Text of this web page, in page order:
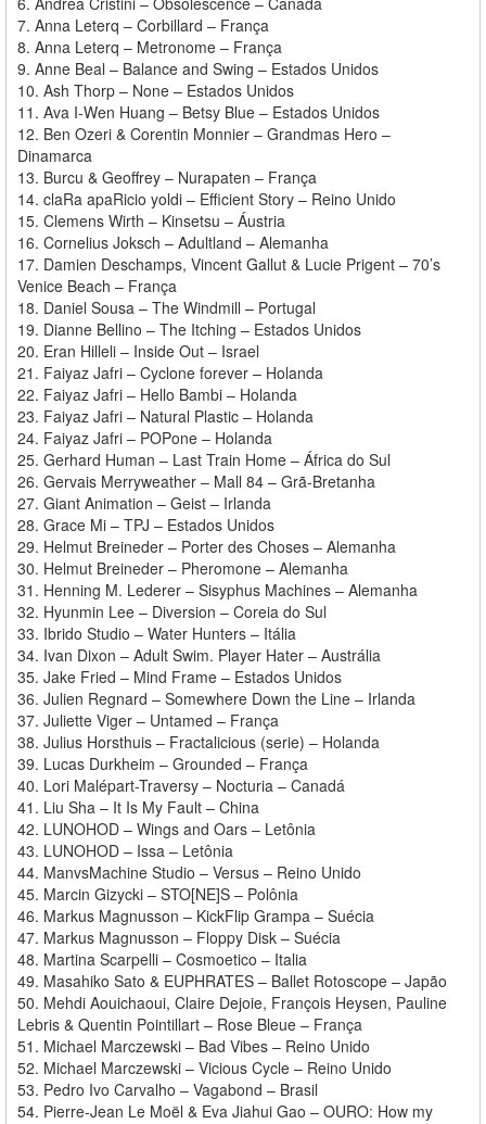
7. Anna Leterq – Corbillard – França
8. Anna Leterq – Metronome – França
9. Anne Beal – Balance and Swing – Estados Unidos
10. Ash Thorp – None – Estados Unidos
11. Ava I-Wen Huang – Betsy Blue – Estados Unidos
12. Ben Ozeri & Corentin Monnier – Grandmas Hero –
Dinamarca
13. Burcu & Geoffrey – Nurapaten – França
14. claRa apaRicio yoldi – Efficient Story – Reino Unido
15. Clemens Wirth – Kinsetsu – Áustria
16. Cornelius Joksch – Adultland – Alemanha
17. Damien Deschamps, Vincent Gallut & Lucie Prigent – 70’s
Venice Beach – França
18. Daniel Sousa – The Windmill – Portugal
19. Dianne Bellino – The Itching – Estados Unidos
20. Eran Hilleli – Inside Out – Israel
21. Faiyaz Jafri – Cyclone forever – Holanda
22. Faiyaz Jafri – Hello Bambi – Holanda
23. Faiyaz Jafri – Natural Plastic – Holanda
24. Faiyaz Jafri – POPone – Holanda
25. Gerhard Human – Last Train Home – África do Sul
26. Gervais Merryweather – Mall 84 – Grã-Bretanha
27. Giant Animation – Geist – Irlanda
28. Grace Mi – TPJ – Estados Unidos
29. Helmut Breineder – Porter des Choses – Alemanha
30. Helmut Breineder – Pheromone – Alemanha
31. Henning M. Lederer – Sisyphus Machines – Alemanha
32. Hyunmin Lee – Diversion – Coreia do Sul
33. Ibrido Studio – Water Hunters – Itália
34. Ivan Dixon – Adult Swim. Player Hater – Austrália
35. Jake Fried – Mind Frame – Estados Unidos
36. Julien Regnard – Somewhere Down the Line – Irlanda
37. Juliette Viger – Untamed – França
38. Julius Horsthuis – Fractalicious (serie) – Holanda
39. Lucas Durkheim – Grounded – França
40. Lori Malépart-Traversy – Nocturia – Canadá
41. Liu Sha – It Is My Fault – China
42. LUNOHOD – Wings and Oars – Letônia
43. LUNOHOD – Issa – Letônia
44. ManvsMachine Studio – Versus – Reino Unido
45. Marcin Gizycki – STO[NE]S – Polônia
46. Markus Magnusson – KickFlip Grampa – Suécia
47. Markus Magnusson – Floppy Disk – Suécia
48. Martina Scarpelli – Cosmoetico – Italia
49. Masahiko Sato & EUPHRATES – Ballet Rotoscope – Japão
50. Mehdi Aouichaoui, Claire Dejoie, François Heysen, Pauline
Lebris & Quentin Pointillart – Rose Bleue – França
51. Michael Marczewski – Bad Vibes – Reino Unido
52. Michael Marczewski – Vicious Cycle – Reino Unido
53. Pedro Ivo Carvalho – Vagabond – Brasil
54. Pierre-Jean Le Moël & Eva Jiahui Gao – OURO: How my